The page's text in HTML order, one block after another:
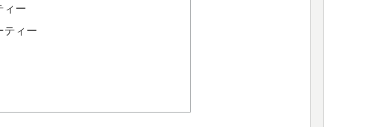
ィー
ティー